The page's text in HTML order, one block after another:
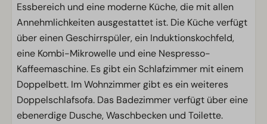
Essbereich und eine moderne Küche, die mit allen
Annehmlichkeiten ausgestattet ist. Die Küche verfügt
über einen Geschirrspüler, ein Induktionskochfeld,
eine Kombi-Mikrowelle und eine Nespresso-
Kaffeemaschine. Es gibt ein Schlafzimmer mit einem
Doppelbett. Im Wohnzimmer gibt es ein weiteres
Doppelschlafsofa. Das Badezimmer verfügt über eine
ebenerdige Dusche, Waschbecken und Toilette.